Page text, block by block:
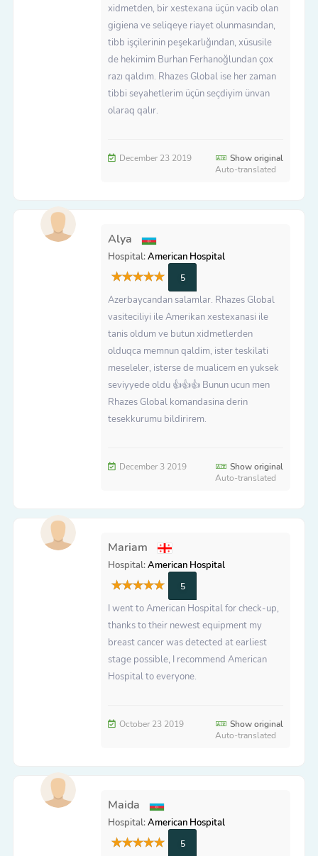
xidmetden, bir xestexana üçün vacib olan
gigiena ve seliqeye riayet olunmasından,
tibb işçilerinin peşekarlığından, xüsusile
de hekimim Burhan Ferhanoğlundan çox
razı qaldım. Rhazes Global ise her zaman
tibbi seyahetlerim üçün seçdiyim ünvan
olaraq qalır.
December 23 2019
Show original
Auto-translated
Alya
Hospital:American Hospital
5
Azerbaycandan salamlar. Rhazes Global
vasiteciliyi ile Amerikan xestexanasi ile
tanis oldum ve butun xidmetlerden
olduqca memnun qaldim, ister teskilati
meseleler, isterse de mualicem en yuksek
seviyyede oldu 👍👍👍 Bunun ucun men
Rhazes Global komandasina derin
tesekkurumu bildirirem.
December 3 2019
Show original
Auto-translated
Mariam
Hospital:American Hospital
5
I went to American Hospital for check-up,
thanks to their newest equipment my
breast cancer was detected at earliest
stage possible, I recommend American
Hospital to everyone.
October 23 2019
Show original
Auto-translated
Maida
Hospital:American Hospital
5